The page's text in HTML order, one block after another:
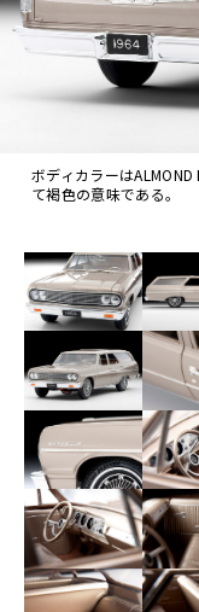
ボディカラーはALMOND
て褐色の意味である。